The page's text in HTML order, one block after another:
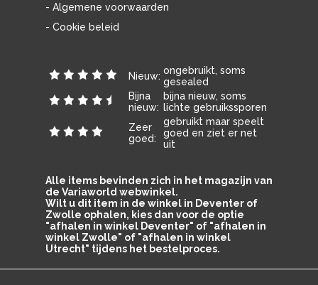
- Algemene voorwaarden
- Cookie beleid
Nieuw: ongebruikt, soms
gesealed
Bijna
nieuw:
bijna nieuw, soms
lichte gebruikssporen
Zeer
goed:
gebruikt maar speelt
goed en ziet er net
uit
Alle items bevinden zich in het magazijn van
de Variaworld webwinkel.
Wilt u dit item in de winkel in Deventer of
Zwolle ophalen, kies dan voor de optie
"afhalen in winkel Deventer" of "afhalen in
winkel Zwolle" of "afhalen in winkel
Utrecht" tijdens het bestelproces.